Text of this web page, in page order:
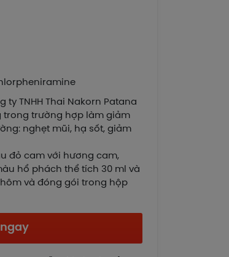
ty TNHH Thai Nakorn Patana
trong trường hợp làm giảm
nghẹt mũi, hạ sốt, giảm
đỏ cam với hương cam,
hổ phách thể tích 30 ml và
và đóng gói trong hộp